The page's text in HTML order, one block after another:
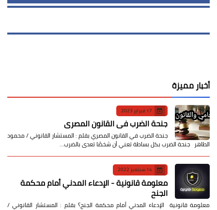
أخبار مميزة
17 فبراير 2023
جنحة الضرب في القانون المصري
جنحة الضرب في القانون المصري بقلم : المستشار القانوني / محمود
الطاهر جنحة الضرب بكل بساطة تعني أن شخصًا تعدى بالضرب…
14 سبتمبر 2022
معلومة قانونية - الإدعاء المدني أمام محكمة
الجنح
معلومة قانونية الإدعاء المدني أمام محكمة الجنح؟ بقلم : المستشار القانوني /